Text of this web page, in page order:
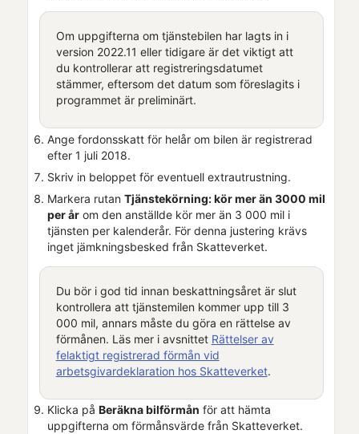
Om uppgifterna om tjänstebilen har lagts in i
version 2022.11 eller tidigare är det viktigt att
du kontrollerar att registreringsdatumet
stämmer, eftersom det datum som föreslagits i
programmet är preliminärt.
Ange fordonsskatt för helår om bilen är registrerad
efter 1 juli 2018.
Skriv in beloppet för eventuell extrautrustning.
Markera rutan Tjänstekörning: kör mer än 3000 mil
per år om den anställde kör mer än 3 000 mil i
tjänsten per kalenderår. För denna justering krävs
inget jämkningsbesked från Skatteverket.
Du bör i god tid innan beskattningsåret är slut
kontrollera att tjänstemilen kommer upp till 3
000 mil, annars måste du göra en rättelse av
förmånen. Läs mer i avsnittet Rättelser av
felaktigt registrerad förmån vid
arbetsgivardeklaration hos Skatteverket.
Klicka på Beräkna bilförmån för att hämta
uppgifterna om förmånsvärde från Skatteverket.